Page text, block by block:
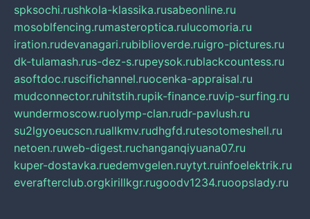
spksochi.rushkola-klassika.rusabeonline.ru
mosoblfencing.rumasteroptica.rulucomoria.ru
iration.rudevanagari.rubiblioverde.ruigro-pictures.ru
dk-tulamash.rus-dez-s.rupeysok.rublackcountess.ru
asoftdoc.ruscifichannel.ruocenka-appraisal.ru
mudconnector.ruhitstih.rupik-finance.ruvip-surfing.ru
wundermoscow.ruolymp-clan.rudr-pavlush.ru
su2lgyoeucscn.ruallkmv.rudhgfd.rutesotomeshell.ru
netoen.ruweb-digest.ruchanganqiyuana07.ru
kuper-dostavka.ruedemvgelen.ruytyt.ruinfoelektrik.ru
everafterclub.orgkirillkgr.rugoodv1234.ruoopslady.ru